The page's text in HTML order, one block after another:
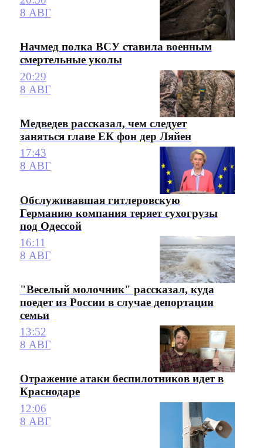
8 АВГ
Начмед полка ВСУ ставила военным
смертельные уколы
20:29
8 АВГ
Медведев рассказал, чем следует
заняться главе ЕК фон дер Ляйен
17:43
8 АВГ
Обслуживавшая гитлеровскую
Германию компания теряет сухогрузы
под Одессой
16:11
8 АВГ
"Веселый молочник" рассказал, куда
поедет из России в случае депортации
семьи
13:52
8 АВГ
Отражение атаки беспилотников идет в
Краснодаре
12:06
8 АВГ